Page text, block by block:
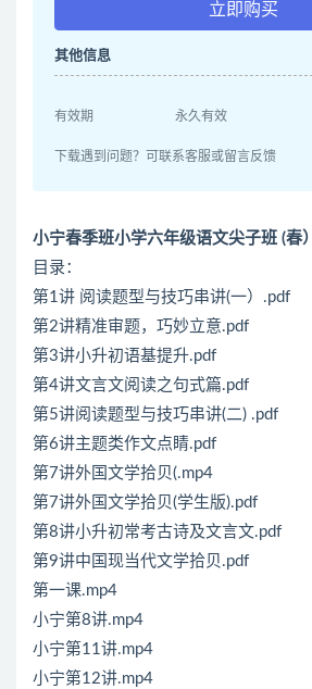
立即购买
其他信息
有效期 永久有效
下载遇到问题？可联系客服或留言反馈
小宁春季班小学六年级语文尖子班 (春）
目录：
第1讲 阅读题型与技巧串讲(一）.pdf
第2讲精准审题，巧妙立意.pdf
第3讲小升初语基提升.pdf
第4讲文言文阅读之句式篇.pdf
第5讲阅读题型与技巧串讲(二) .pdf
第6讲主题类作文点睛.pdf
第7讲外国文学拾贝(.mp4
第7讲外国文学拾贝(学生版).pdf
第8讲小升初常考古诗及文言文.pdf
第9讲中国现当代文学拾贝.pdf
第一课.mp4
小宁第8讲.mp4
小宁第11讲.mp4
小宁第12讲.mp4